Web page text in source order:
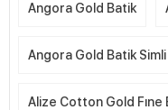
Angora Gold Batik
Angora Gold Batik Simli
Alize Cotton Gold Fıne